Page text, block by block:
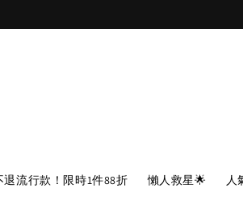
$100
退流行款！限時1件88折 懶人救星🌟 人